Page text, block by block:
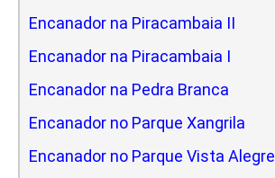
Encanador na Piracambaia II
Encanador na Piracambaia I
Encanador na Pedra Branca
Encanador no Parque Xangrila
Encanador no Parque Vista Alegre